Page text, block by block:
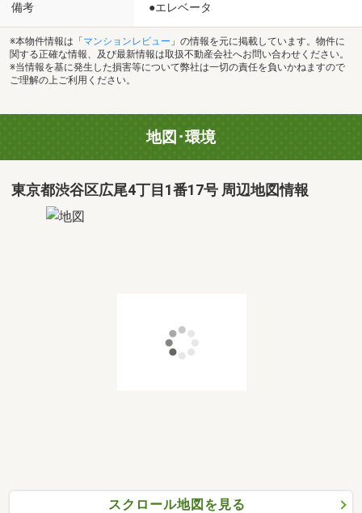
備考 ●エレベータ
※本物件情報は「 マンションレビュー 」の情報を元に掲載しています。物件に
関する正確な情報、及び最新情報は取扱不動産会社へお問い合わせください。
※当情報を基に発生した損害等について弊社は一切の責任を負いかねますので
ご理解の上ご利用ください。
地図･環境
東京都渋谷区広尾4丁目1番17号 周辺地図情報
スクロール地図を見る